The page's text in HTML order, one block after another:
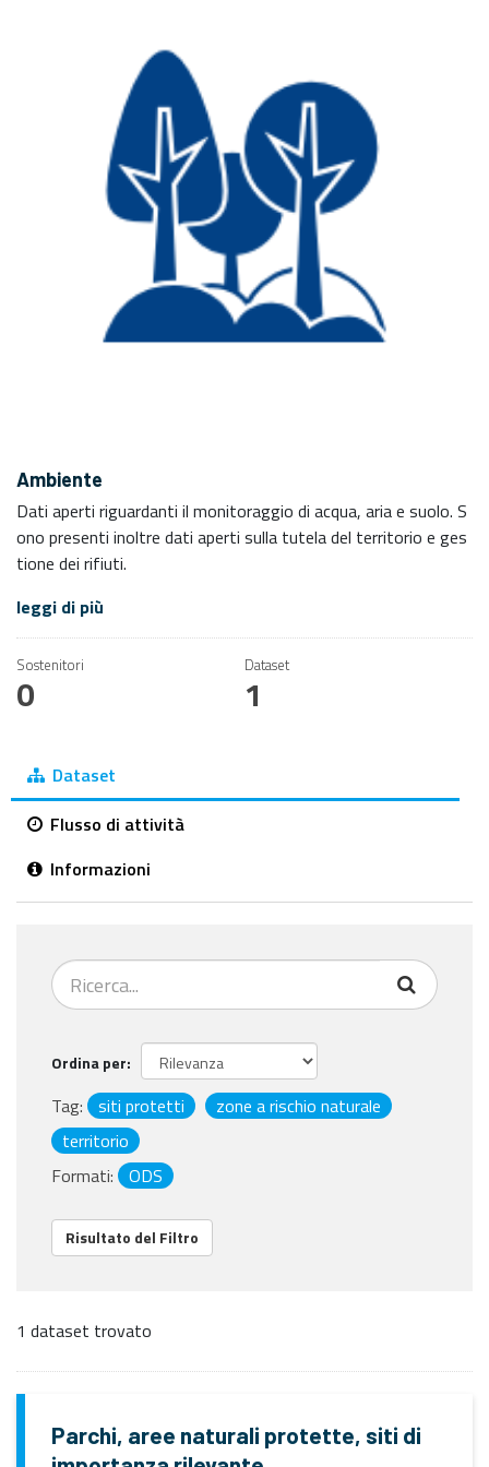
Ambiente
Dati aperti riguardanti il monitoraggio di acqua, aria e suolo. S
ono presenti inoltre dati aperti sulla tutela del territorio e ges
tione dei rifiuti.
leggi di più
Sostenitori
0
Dataset
1
Dataset
Flusso di attività
Informazioni
Ordina per
Tag: siti protetti
zone a rischio naturale
territorio
Formati:
ODS
Risultato del Filtro
1 dataset trovato
Parchi, aree naturali protette, siti di